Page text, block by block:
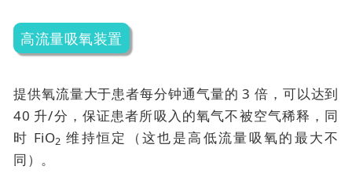
高流量吸氧装置
提供氧流量大于患者每分钟通气量的 3 倍，可以达到
40 升/分，保证患者所吸入的氧气不被空气稀释，同
时 FiO2 维持恒定（这也是高低流量吸氧的最大不
同）。